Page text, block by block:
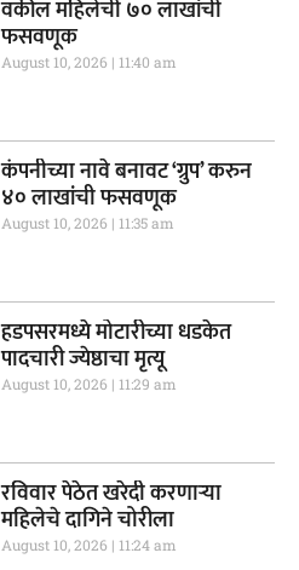
वकील महिलेची ७० लाखांची
फसवणूक
August 10, 2026 11:40 am
कंपनीच्या नावे बनावट ‘ग्रुप’ करुन
४० लाखांची फसवणूक
August 10, 2026 11:35 am
हडपसरमध्ये मोटारीच्या धडकेत
पादचारी ज्येष्ठाचा मृत्यू
August 10, 2026 11:29 am
रविवार पेठेत खरेदी करणाऱ्या
महिलेचे दागिने चोरीला
August 10, 2026 11:24 am